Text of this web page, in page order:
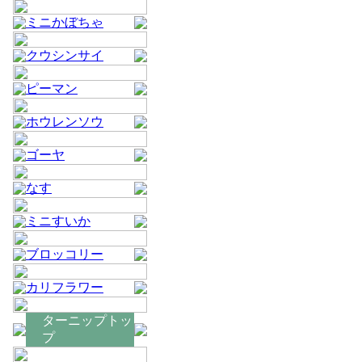
ミニかぼちゃ
クウシンサイ
ピーマン
ホウレンソウ
ゴーヤ
なす
ミニすいか
ブロッコリー
カリフラワー
ターニップトッ
プ